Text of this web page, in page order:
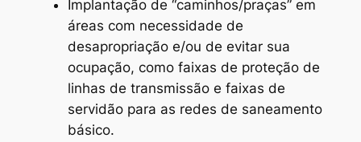
Implantação de “caminhos/praças” em
áreas com necessidade de
desapropriação e/ou de evitar sua
ocupação, como faixas de proteção de
linhas de transmissão e faixas de
servidão para as redes de saneamento
básico.